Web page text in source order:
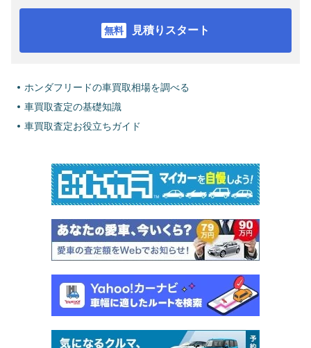
見積りスタート
ホンダフリードの車買取相場を調べる
車買取査定の基礎知識
車買取査定お役立ちガイド